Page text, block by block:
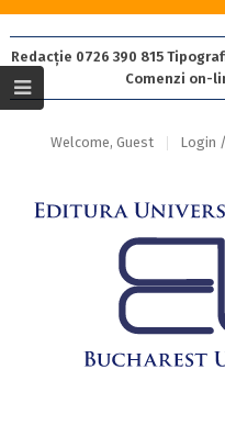
Redacție 0726 390 815
Comenzi on-
Welcome, Guest Login